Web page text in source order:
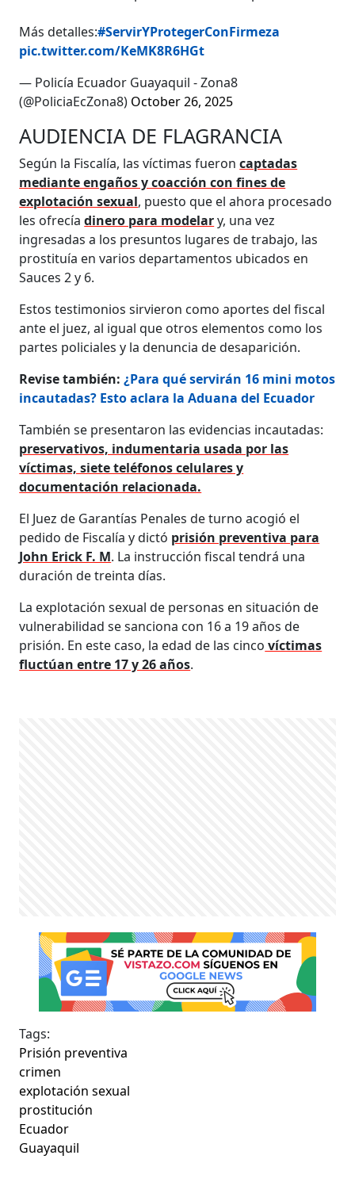
Más detalles:#ServirYProtegerConFirmeza
pic.twitter.com/KeMK8R6HGt
— Policía Ecuador Guayaquil - Zona8
(@PoliciaEcZona8) October 26, 2025
AUDIENCIA DE FLAGRANCIA
Según la Fiscalía, las víctimas fueroncaptadas
mediante engaños y coacción con fines de
explotación sexual, puesto que el ahora procesado
les ofrecíadinero para modelary, una vez
ingresadas a los presuntos lugares de trabajo, las
prostituía en varios departamentos ubicados en
Sauces 2 y 6.
Estos testimonios sirvieron como aportes del fiscal
ante el juez, al igual que otros elementos como los
partes policiales y la denuncia de desaparición.
Revise también:¿Para qué servirán 16 mini motos
incautadas? Esto aclara la Aduana del Ecuador
También se presentaron las evidencias incautadas:
preservativos, indumentaria usada por las
víctimas, siete teléfonos celulares y
documentación relacionada.
El Juez de Garantías Penales de turno acogió el
pedido de Fiscalía y dictó prisión preventiva para
John Erick F. M. La instrucción fiscal tendrá una
duración de treinta días.
La explotación sexual de personas en situación de
vulnerabilidad se sanciona con 16 a 19 años de
prisión. En este caso, la edad de las cinco víctimas
fluctúan entre 17 y 26 años.
Tags:
Prisión preventiva
crimen
explotación sexual
prostitución
Ecuador
Guayaquil